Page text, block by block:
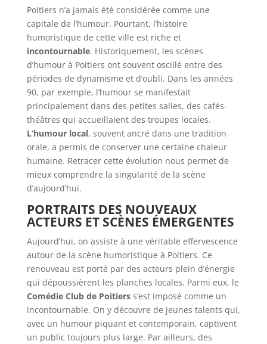
Poitiers n’a jamais été considérée comme une
capitale de l’humour. Pourtant, l’histoire
humoristique de cette ville est riche et
incontournable. Historiquement, les scènes
d’humour à Poitiers ont souvent oscillé entre des
périodes de dynamisme et d’oubli. Dans les années
90, par exemple, l’humour se manifestait
principalement dans des petites salles, des cafés-
théâtres qui accueillaient des troupes locales.
L’humour local, souvent ancré dans une tradition
orale, a permis de conserver une certaine chaleur
humaine. Retracer cette évolution nous permet de
mieux comprendre la singularité de la scène
d’aujourd’hui.
PORTRAITS DES NOUVEAUX
ACTEURS ET SCÈNES ÉMERGENTES
Aujourd’hui, on assiste à une véritable effervescence
autour de la scène humoristique à Poitiers. Ce
renouveau est porté par des acteurs plein d’énergie
qui dépoussièrent les planches locales. Parmi eux, le
Comédie Club de Poitierss’est imposé comme un
incontournable. On y découvre de jeunes talents qui,
avec un humour piquant et contemporain, captivent
un public toujours plus large. Par ailleurs, des